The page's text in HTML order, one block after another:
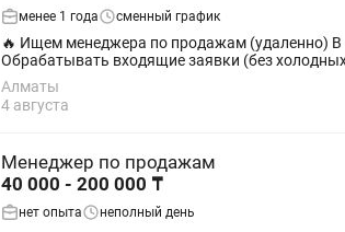
менее 1 года сменный график
🔥 Ищем менеджера по продажам (удаленно) В онлайн-школу по обучению чтению Корана требуется менеджер по продажам. Что нужно делать:
Алматы
4 августа
Менеджер по продажам
40 000 - 200 000 ₸
нет опыта неполный день